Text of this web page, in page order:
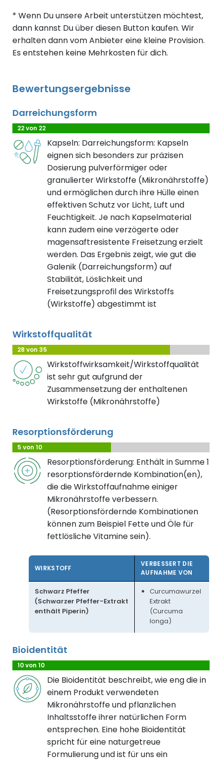
* Wenn Du unsere Arbeit unterstützen möchtest,
dann kannst Du über diesen Button kaufen. Wir
erhalten dann vom Anbieter eine kleine Provision.
Es entstehen keine Mehrkosten für dich.
Bewertungsergebnisse
Darreichungsform
22 von 22
Kapseln: Darreichungsform: Kapseln
eignen sich besonders zur präzisen
Dosierung pulverförmiger oder
granulierter Wirkstoffe (Mikronährstoffe)
und ermöglichen durch ihre Hülle einen
effektiven Schutz vor Licht, Luft und
Feuchtigkeit. Je nach Kapselmaterial
kann zudem eine verzögerte oder
magensaftresistente Freisetzung erzielt
werden. Das Ergebnis zeigt, wie gut die
Galenik (Darreichungsform) auf
Stabilität, Löslichkeit und
Freisetzungsprofil des Wirkstoffs
(Wirkstoffe) abgestimmt ist
Wirkstoffqualität
28 von 35
Wirkstoffwirksamkeit/Wirkstoffqualität
ist sehr gut aufgrund der
Zusammensetzung der enthaltenen
Wirkstoffe (Mikronährstoffe)
Resorptionsförderung
5 von 10
Resorptionsförderung: Enthält in Summe 1
resorptionsfördernde Kombination(en),
die die Wirkstoffaufnahme einiger
Mikronährstoffe verbessern.
(Resorptionsfördernde Kombinationen
können zum Beispiel Fette und Öle für
fettlösliche Vitamine sein).
WIRKSTOFF
VERBESSERT DIE
AUFNAHME VON
Schwarz Pfeffer
(Schwarzer Pfeffer-Extrakt
enthält Piperin)
Curcumawurzel
Extrakt
(Curcuma
longa)
Bioidentität
10 von 10
Die Bioidentität beschreibt, wie eng die in
einem Produkt verwendeten
Mikronährstoffe und pflanzlichen
Inhaltsstoffe ihrer natürlichen Form
entsprechen. Eine hohe Bioidentität
spricht für eine naturgetreue
Formulierung und ist für uns ein